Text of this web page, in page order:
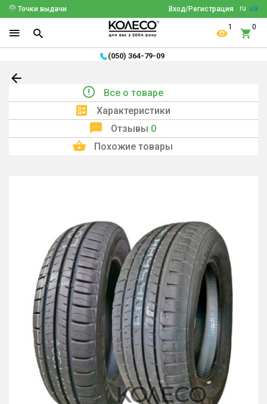
ru ua
Вход/Регистрация
Точки выдачи
1 0
(050) 364-79-09
Все о товаре
Характеристики
Отзывы 0
Похожие товары